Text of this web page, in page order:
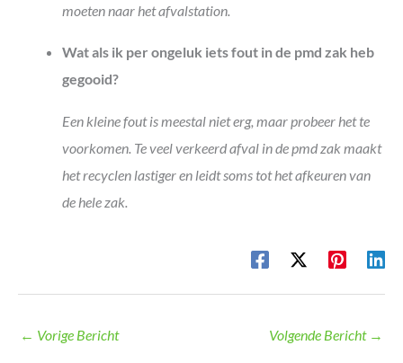
moeten naar het afvalstation.
Wat als ik per ongeluk iets fout in de pmd zak heb
gegooid?
Een kleine fout is meestal niet erg, maar probeer het te
voorkomen. Te veel verkeerd afval in de pmd zak maakt
het recyclen lastiger en leidt soms tot het afkeuren van
de hele zak.
← Vorige Bericht Volgende Bericht →